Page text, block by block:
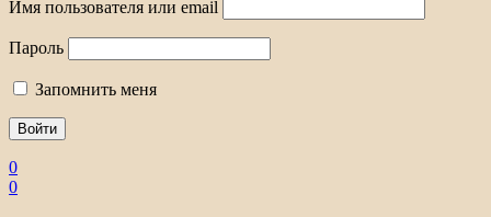
Имя пользователя или email
Пароль
Запомнить меня
0
0